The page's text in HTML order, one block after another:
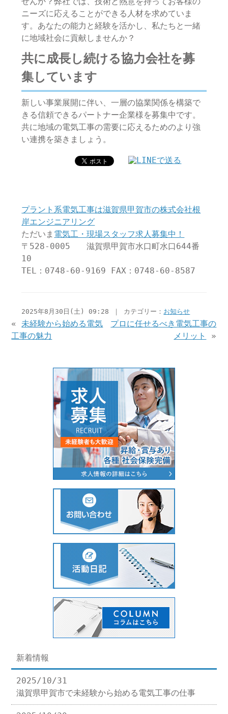
ニーズに応えることができる人材を求めていま
す。あなたの能力と経験を活かし、私たちと一緒
に地域社会に貢献しませんか？
共に成長し続ける協力会社を募
集しています
新しい事業展開に伴い、一層の協業関係を構築で
きる信頼できるパートナー企業様を募集中です。
共に地域の電気工事の需要に応えるためのより強
い連携を築きましょう。
プラント系電気工事は滋賀県甲賀市の株式会社根
岸エンジニアリング
ただいま 電気工・現場スタッフ求人募集中！
〒528-0005 滋賀県甲賀市水口町水口644番
10
TEL：0748-60-9169 FAX：0748-60-8587
2025年8月30日(土) 09:28 ｜ カテゴリー： お知らせ
«未経験から始める電気
工事の魅力
プロに任せるべき電気工事の
メリット
»
新着情報
2025/10/31
滋賀県甲賀市で未経験から始める電気工事の仕事